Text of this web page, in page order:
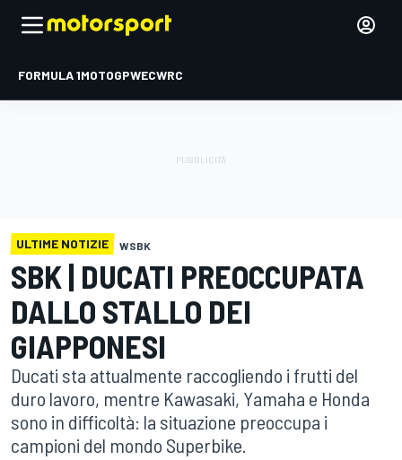
FORMULA 1MOTOGPWECWRC
ULTIME NOTIZIE WSBK
SBK | DUCATI PREOCCUPATA
DALLO STALLO DEI
GIAPPONESI
Ducati sta attualmente raccogliendo i frutti del
duro lavoro, mentre Kawasaki, Yamaha e Honda
sono in difficoltà: la situazione preoccupa i
campioni del mondo Superbike.